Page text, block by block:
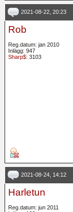
2021-08-22, 20:23
Rob
Reg.datum: jan 2010
Inlägg: 947
Sharp$: 3103
2021-08-24, 14:12
Harletun
Reg.datum: jun 2011